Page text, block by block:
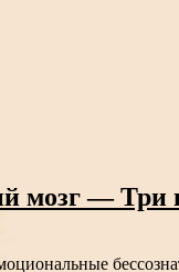
мозг — Три